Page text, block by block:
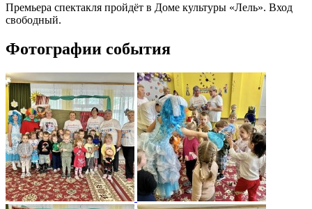
Премьера спектакля пройдёт в Доме культуры «Лель». Вход
свободный.
Фотографии события